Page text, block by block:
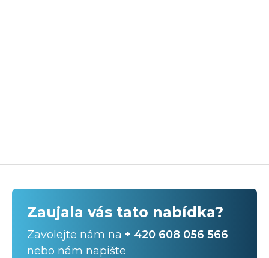
Zaujala vás tato nabídka?
Zavolejte nám na + 420 608 056 566
nebo nám napište